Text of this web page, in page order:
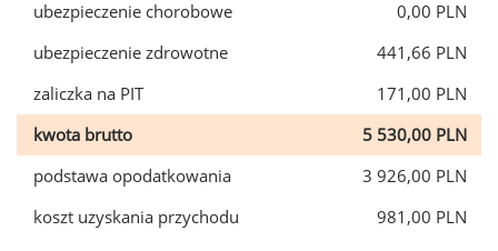
ubezpieczenie chorobowe
0,00 PLN
ubezpieczenie zdrowotne
441,66 PLN
zaliczka na PIT
171,00 PLN
kwota brutto
5 530,00 PLN
podstawa opodatkowania
3 926,00 PLN
koszt uzyskania przychodu
981,00 PLN